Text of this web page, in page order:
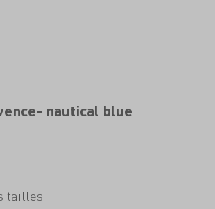
nautical blue
tailles